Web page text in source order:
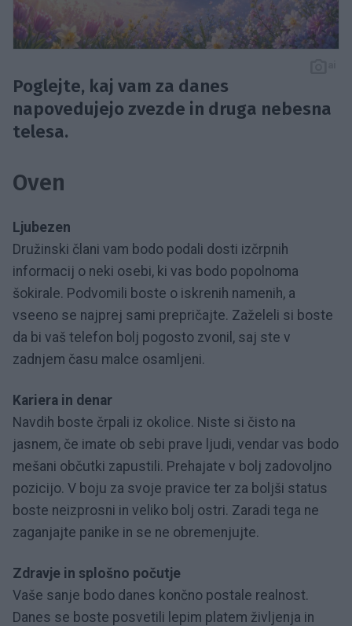
Poglejte, kaj vam za danes
napovedujejo zvezde in druga nebesna
telesa.
Oven
Ljubezen
Družinski člani vam bodo podali dosti izčrpnih
informacij o neki osebi, ki vas bodo popolnoma
šokirale. Podvomili boste o iskrenih namenih, a
vseeno se najprej sami prepričajte. Zaželeli si boste
da bi vaš telefon bolj pogosto zvonil, saj ste v
zadnjem času malce osamljeni.
Kariera in denar
Navdih boste črpali iz okolice. Niste si čisto na
jasnem, če imate ob sebi prave ljudi, vendar vas bodo
mešani občutki zapustili. Prehajate v bolj zadovoljno
pozicijo. V boju za svoje pravice ter za boljši status
boste neizprosni in veliko bolj ostri. Zaradi tega ne
zaganjajte panike in se ne obremenjujte.
Zdravje in splošno počutje
Vaše sanje bodo danes končno postale realnost.
Danes se boste posvetili lepim platem življenja in